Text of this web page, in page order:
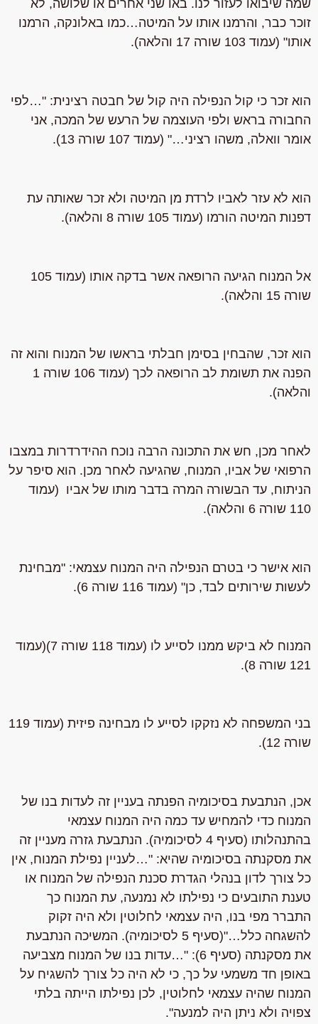
שמה שיבואו לעזור לנו. באו שני אחרים או שלושה, לא
זוכר כבר, והרמנו אותו על המיטה…כמו באלונקה, הרמנו
אותו" (עמוד 103 שורה 17 והלאה).
הוא זכר כי קול הנפילה היה קול של חבטה רצינית: "…לפי
החבורה בראש ולפי העוצמה של הרעששל המכה, אני
אומר וואלה, משהו רציני…" (עמוד 107 שורה 13).
הוא לא עזר לאביו לרדת מן המיטה ולא זכר שאותה עת
דפנות המיטה הורמו (עמוד 105 שורה 8 והלאה).
אל המנוח הגיעה הרופאה אשר בדקה אותו (עמוד 105
שורה 15 והלאה).
הוא זכר, שהבחין בסימן חבלתי בראשו של המנוחוהוא זה
הפנה את תשומת לב הרופאה לכך (עמוד 106 שורה 1
והלאה).
לאחר מכן, חש את התכונה הרבה נוכח ההידרדרות במצבו
הרפואי של אביו, המנוח, שהגיעה לאחר מכן. הוא סיפר על
הניתוח, עד הבשורה המרה בדבר מותו של אביו (עמוד
110 שורה 6 והלאה).
הוא אישר כי בטרם הנפילה היה המנוח עצמאי: "מבחינת
לעשות שירותים לבד, כן" (עמוד 116 שורה 6).
המנוח לא ביקש ממנו לסייע לו
(עמוד 118 שורה 7)(עמוד
121 שורה 8).
בני המשפחה לא נזקקו לסייע לו מבחינה פיזית (עמוד 119
שורה 12).
אכן, הנתבעת בסיכומיה הפנתה בעניין זה לעדות בנו של
המנוח כדי להמחיש עד כמה היה המנוח עצמאי
בהתנהלותו (סעיף 4 לסיכומיה). הנתבעת גזרה מעניין זה
את מסקנתה בסיכומיה שהיא: "…לעניין נפילת המנוח, אין
כל צורך לדון בנהלי הגדרת סכנת הנפילה של המנוח או
טענת התובעים כי נפילתו לא נמנעה, עת המנוח כך
התברר מפי בנו, היה עצמאי לחלוטין ולא היה זקוק
להשגחה כלל…"(סעיף 5 לסיכומיה). המשיכה הנתבעת
את מסקנתה (סעיף 6): "…עדות בנו של המנוח מצביעה
באופן חד משמעי על כך, כי לא היה כל צורך להשגיח על
המנוח שהיה עצמאי לחלוטין, לכן נפילתו הייתה בלתי
צפויה ולא ניתן היה למנעה".